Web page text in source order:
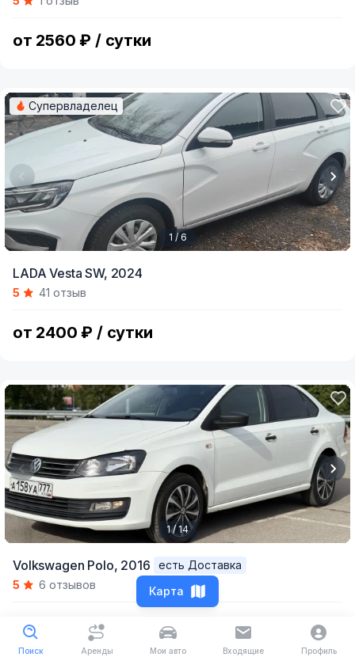
of
от 2560 ₽ / сутки
of
Супервладелец
1 / 6
LADA Vesta SW, 2024
5 41 отзыв
от 2400 ₽ / сутки
of
1 / 14
Volkswagen Polo, 2016
есть Доставка
5
6 отзывов
от 2080 ₽ / сутки
Поиск Аренды Мои авто Входящие Профиль
Карта